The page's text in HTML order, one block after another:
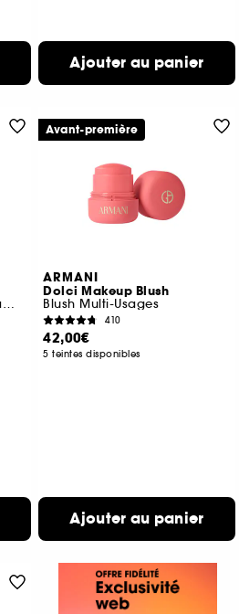
Ajouter au panier
Sérum Blush Mangue & Pamplemousse
ARMANI
Dolci Makeup Blush
Blush Multi-Usages
410
42,00€
5 teintes disponibles
Ajouter au panier
Avant-première